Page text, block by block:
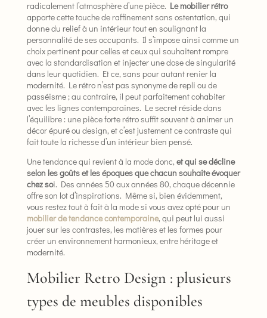
radicalement l’atmosphère d’une pièce. Le mobilier rétro
apporte cette touche de raffinement sans ostentation, qui
donne du relief à un intérieur tout en soulignant la
personnalité de ses occupants. Il s’impose ainsi comme un
choix pertinent pour celles et ceux qui souhaitent rompre
avec la standardisation et injecter une dose de singularité
dans leur quotidien. Et ce, sans pour autant renier la
modernité. Le rétro n’est pas synonyme de repli ou de
passéisme ; au contraire, il peut parfaitement cohabiter
avec les lignes contemporaines. Le secret réside dans
l’équilibre : une pièce forte rétro suffit souvent à animer un
décor épuré ou design, et c’est justement ce contraste qui
fait toute la richesse d’un intérieur bien pensé.
Une tendance qui revient à la mode donc,et qui se décline
selon les goûts et les époques que chacun souhaite évoquer
chez soi. Des années 50 aux années 80, chaque décennie
offre son lot d’inspirations. Même si, bien évidemment,
vous restez tout à fait à la mode si vous avez opté pour un
mobilier de tendance contemporaine, qui peut lui aussi
jouer sur les contrastes, les matières et les formes pour
créer un environnement harmonieux, entre héritage et
modernité.
Mobilier Retro Design : plusieurs
types de meubles disponibles